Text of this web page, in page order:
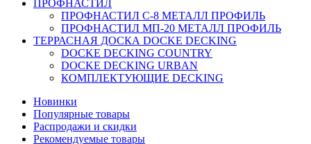
ПРОФНАСТИЛ
ПРОФНАСТИЛ C-8 МЕТАЛЛ ПРОФИЛЬ
ПРОФНАСТИЛ МП-20 МЕТАЛЛ ПРОФИЛЬ
ТЕРРАСНАЯ ДОСКА DOCKE DECKING
DOCKE DECKING COUNTRY
DOCKE DECKING URBAN
КОМПЛЕКТУЮЩИЕ DECKING
Новинки
Популярные товары
Распродажи и скидки
Рекомендуемые товары